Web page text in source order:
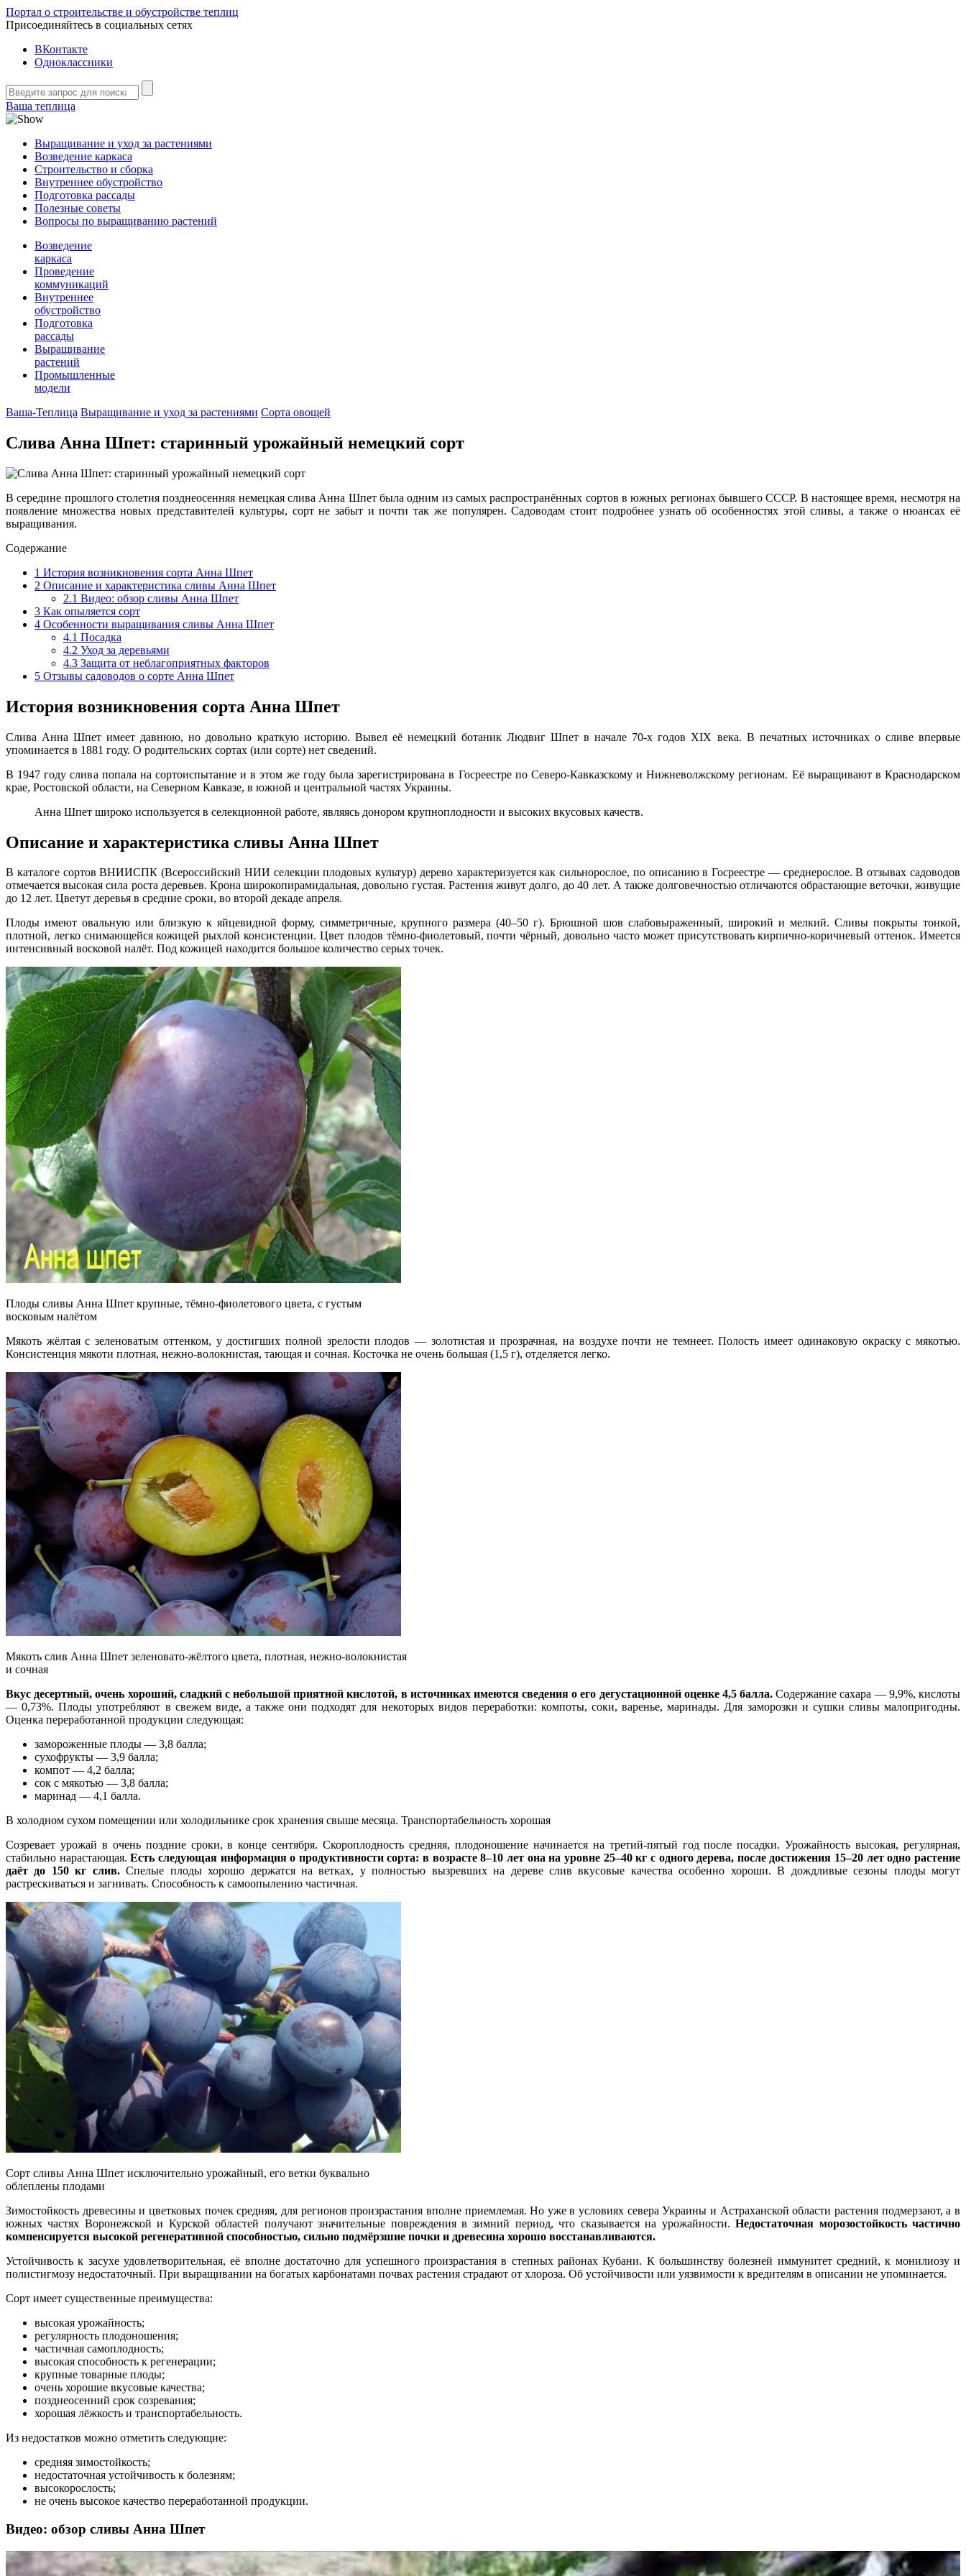
Портал о строительстве и обустройстве теплиц
Присоединяйтесь в социальных сетях
ВКонтакте
Одноклассники
Ваша теплица
Выращивание и уход за растениями
Возведение каркаса
Строительство и сборка
Внутреннее обустройство
Подготовка рассады
Полезные советы
Вопросы по выращиванию растений
Возведение
каркаса
Проведение
коммуникаций
Внутреннее
обустройство
Подготовка
рассады
Выращивание
растений
Промышленные
модели
Ваша-Теплица Выращивание и уход за растениями Сорта овощей
Слива Анна Шпет: старинный урожайный немецкий сорт
В середине прошлого столетия позднеосенняя немецкая слива Анна Шпет была одним из самых распространённых сортов в южных регионах бывшего СССР. В настоящее время, несмотря на
появление множества новых представителей культуры, сорт не забыт и почти так же популярен. Садоводам стоит подробнее узнать об особенностях этой сливы, а также о нюансах её
выращивания.
Содержание
1 История возникновения сорта Анна Шпет
2 Описание и характеристика сливы Анна Шпет
2.1 Видео: обзор сливы Анна Шпет
3 Как опыляется сорт
4 Особенности выращивания сливы Анна Шпет
4.1 Посадка
4.2 Уход за деревьями
4.3 Защита от неблагоприятных факторов
5 Отзывы садоводов о сорте Анна Шпет
История возникновения сорта Анна Шпет
Слива Анна Шпет имеет давнюю, но довольно краткую историю. Вывел её немецкий ботаник Людвиг Шпет в начале 70-х годов XIX века. В печатных источниках о сливе впервые
упоминается в 1881 году. О родительских сортах (или сорте) нет сведений.
В 1947 году слива попала на сортоиспытание и в этом же году была зарегистрирована в Госреестре по Северо-Кавказскому и Нижневолжскому регионам. Её выращивают в Краснодарском
крае, Ростовской области, на Северном Кавказе, в южной и центральной частях Украины.
Анна Шпет широко используется в селекционной работе, являясь донором крупноплодности и высоких вкусовых качеств.
Описание и характеристика сливы Анна Шпет
В каталоге сортов ВНИИСПК (Всероссийский НИИ селекции плодовых культур) дерево характеризуется как сильнорослое, по описанию в Госреестре — среднерослое. В отзывах садоводов
отмечается высокая сила роста деревьев. Крона широкопирамидальная, довольно густая. Растения живут долго, до 40 лет. А также долговечностью отличаются обрастающие веточки, живущие
до 12 лет. Цветут деревья в средние сроки, во второй декаде апреля.
Плоды имеют овальную или близкую к яйцевидной форму, симметричные, крупного размера (40–50 г). Брюшной шов слабовыраженный, широкий и мелкий. Сливы покрыты тонкой,
плотной, легко снимающейся кожицей рыхлой консистенции. Цвет плодов тёмно-фиолетовый, почти чёрный, довольно часто может присутствовать кирпично-коричневый оттенок. Имеется
интенсивный восковой налёт. Под кожицей находится большое количество серых точек.
Плоды сливы Анна Шпет крупные, тёмно-фиолетового цвета, с густым
восковым налётом
Мякоть жёлтая с зеленоватым оттенком, у достигших полной зрелости плодов — золотистая и прозрачная, на воздухе почти не темнеет. Полость имеет одинаковую окраску с мякотью.
Консистенция мякоти плотная, нежно-волокнистая, тающая и сочная. Косточка не очень большая (1,5 г), отделяется легко.
Мякоть слив Анна Шпет зеленовато-жёлтого цвета, плотная, нежно-волокнистая
и сочная
Вкус десертный, очень хороший, сладкий с небольшой приятной кислотой, в источниках имеются сведения о его дегустационной оценке 4,5 балла. Содержание сахара — 9,9%, кислоты
— 0,73%. Плоды употребляют в свежем виде, а также они подходят для некоторых видов переработки: компоты, соки, варенье, маринады. Для заморозки и сушки сливы малопригодны.
Оценка переработанной продукции следующая:
замороженные плоды — 3,8 балла;
сухофрукты — 3,9 балла;
компот — 4,2 балла;
сок с мякотью — 3,8 бал­ла;
маринад — 4,1 балла.
В холодном сухом помещении или холодильнике срок хранения свыше месяца. Транспортабельность хорошая
Созревает урожай в очень поздние сроки, в конце сентября. Скороплодность средняя, плодоношение начинается на третий-пятый год после посадки. Урожайность высокая, регулярная,
стабильно нарастающая.Есть следующая информация о продуктивности сорта: в возрасте 8–10 лет она на уровне 25–40 кг с одного дерева, после достижения 15–20 лет одно растение
даёт до 150 кг слив.Спелые плоды хорошо держатся на ветках, у полностью вызревших на дереве слив вкусовые качества особенно хороши. В дождливые сезоны плоды могут
растрескиваться и загнивать. Способность к самоопылению частичная.
Сорт сливы Анна Шпет исключительно урожайный, его ветки буквально
облеплены плодами
Зимостойкость древесины и цветковых почек средняя, для регионов произрастания вполне приемлемая. Но уже в условиях севера Украины и Астраханской области растения подмерзают, а в
южных частях Воронежской и Курской областей получают значительные повреждения в зимний период, что сказывается на урожайности.Недостаточная морозостойкость частично
компенсируется высокой регенеративной способностью, сильно подмёрзшие почки и древесина хорошо восстанавливаются.
Устойчивость к засухе удовлетворительная, её вполне достаточно для успешного произрастания в степных районах Кубани. К большинству болезней иммунитет средний, к монилиозу и
полистигмозу недостаточный. При выращивании на богатых карбонатами почвах растения страдают от хлороза. Об устойчивости или уязвимости к вредителям в описании не упоминается.
Сорт имеет существенные преимущества:
высокая урожайность;
регулярность плодоношения;
частичная самоплодность;
высокая способность к регенерации;
крупные товарные плоды;
очень хорошие вкусовые качества;
позднеосенний срок созревания;
хорошая лёжкость и транспортабельность.
Из недостатков можно отметить следующие:
средняя зимостойкость;
недостаточная устойчивость к болезням;
высокорослость;
не очень высокое качество переработанной продукции.
Видео: обзор сливы Анна Шпет